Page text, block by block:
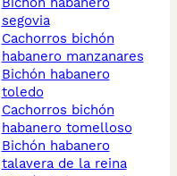
segovia
cachorros bichón
habanero manzanares
bichón habanero
toledo
cachorros bichón
habanero tomelloso
bichón habanero
talavera de la reina